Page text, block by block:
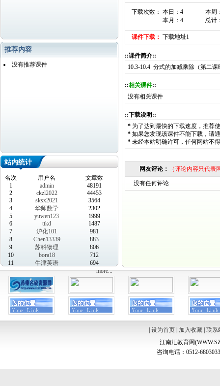
推荐内容
没有推荐课件
站内统计
名次 用户名
文章数
1
admin
48191
2
ckzl2022
44453
3
sksx2021
3564
4
华师数学
2302
5
yuwen123
1999
6
ttkd
1487
7
沪化101
981
8
Chen13339
883
9
苏科物理
806
10
bora18
712
11
牛津英语
694
more...
下载次数： 本日：4
本月：4
本周
总计
课件下载： 下载地址1
::课件简介::
10.3-10.4 分式的加减乘除（第二
::相关课件::
没有相关课件
::下载说明::
* 为了达到最快的下载速度，推荐
* 如果您发现该课件不能下载，请
* 未经本站明确许可，任何网站不
网友评论： （评论内容只代
没有任何评论
设为首页| 加入收藏| 联系
江南汇教育网
咨询电话：0512-